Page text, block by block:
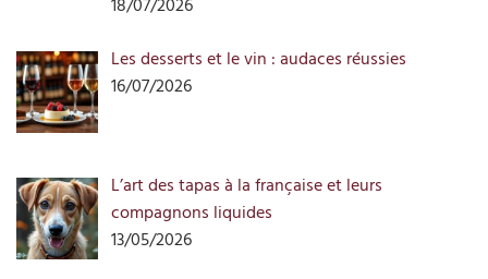
18/07/2026
Les desserts et le vin : audaces réussies
16/07/2026
L’art des tapas à la française et leurs
compagnons liquides
13/05/2026